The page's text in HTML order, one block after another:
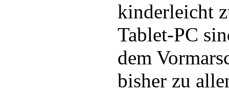
kinderleicht
Tablet-PC
dem
bisher zu